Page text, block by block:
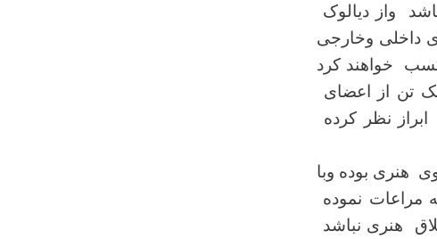
واز دیالوک
داخلی وخارجی
کسب خواهند کرد
تن از اعضای
نظر کرده
هنری بوده وبا
مراعات نموده
هنری نباشد